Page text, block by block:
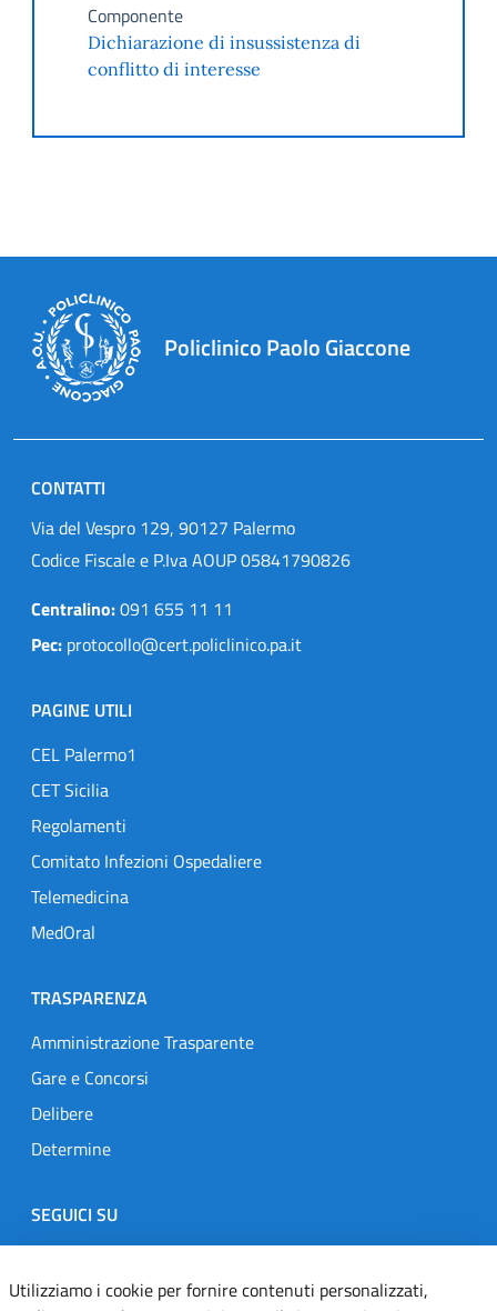
Componente
Dichiarazione di insussistenza di
conflitto di interesse
Policlinico Paolo Giaccone
CONTATTI
Via del Vespro 129, 90127 Palermo
Codice Fiscale e P.Iva AOUP 05841790826
Centralino:091 655 11 11
Pec: protocollo@cert.policlinico.pa.it
PAGINE UTILI
CEL Palermo1
CET Sicilia
Regolamenti
Comitato Infezioni Ospedaliere
Telemedicina
MedOral
TRASPARENZA
Amministrazione Trasparente
Gare e Concorsi
Delibere
Determine
SEGUICI SU
Designers Italia
TwitterInstagramYoutubeLinkedin
Utilizziamo i cookie per fornire contenuti personalizzati,